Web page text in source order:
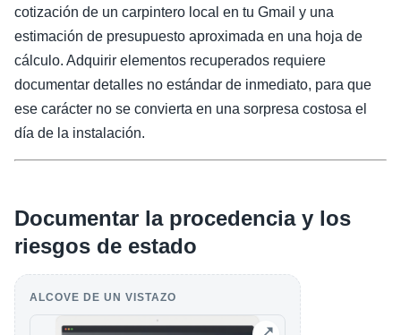
cotización de un carpintero local en tu Gmail y una
estimación de presupuesto aproximada en una hoja de
cálculo. Adquirir elementos recuperados requiere
documentar detalles no estándar de inmediato, para que
ese carácter no se convierta en una sorpresa costosa el
día de la instalación.
Documentar la procedencia y los
riesgos de estado
ALCOVE DE UN VISTAZO